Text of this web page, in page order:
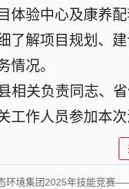
体验中心及康养
了解项目规划、
情况。
相关负责同志、
工作人员参加本次
环境集团2025年技能竞赛